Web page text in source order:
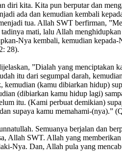
diri kita. Kita pun berputar dan
ada dan kemudian kembali
tua. Allah SWT berfirman,
mati, lalu Allah
Nya kembali, kemudian kepada-
28).
”Dialah yang menciptakan
itu dari segumpal darah,
kemudian (kamu dibiarkan hidup)
(dibiarkan kamu hidup lagi)
itu. (Kami perbuat demikian)
supaya kamu memahami-(nya).”
Semuanya berjalan dan
Allah SWT. Allah yang
Nya. Dan, Allah pula yang